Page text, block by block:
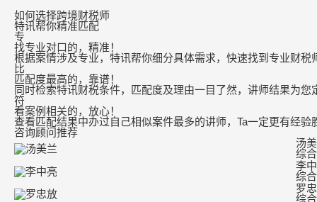
如何选择跨境财税师
特讯帮你精准匹配
专
找专业对口的，精准！
根据案情涉及专业，特讯帮你细分具体需求，快速找到专业财税
比
匹配度最高的，靠谱！
同时检索特讯财税条件，匹配度及理由一目了然，讲师结果为您
符
看案例相关的，放心！
查看匹配结果中办过自己相似案件最多的讲师，Ta一定更有经验
咨询顾问推荐
汤
综
李
综
罗
综